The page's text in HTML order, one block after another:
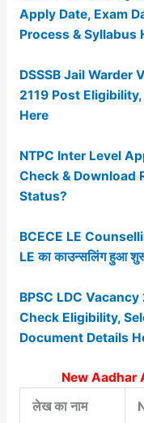
Apply Date, Exam
Process & Syllabus
DSSSB Jail Warder
2119 Post
Here
NTPC Inter Level
Check & Download
Status?
BCECE LE
LE का काउन्सलिंग हुआ शुरू
BPSC LDC
Check Eligibility,
Document Details
New Aadhar
लेख का नाम